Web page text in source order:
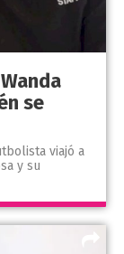
se
viajó a
y su